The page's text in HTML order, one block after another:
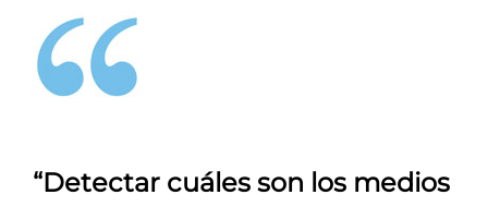
“Detectar cuáles son los medios